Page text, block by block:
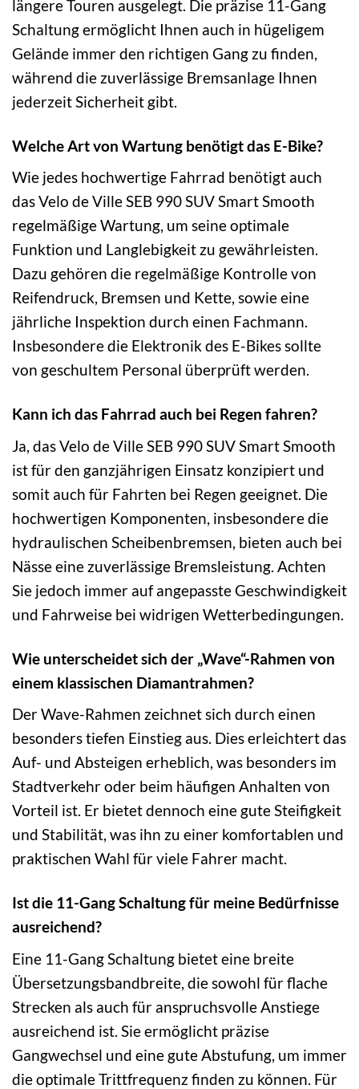
längere Touren ausgelegt. Die präzise 11-Gang
Schaltung ermöglicht Ihnen auch in hügeligem
Gelände immer den richtigen Gang zu finden,
während die zuverlässige Bremsanlage Ihnen
jederzeit Sicherheit gibt.
Welche Art von Wartung benötigt das E-Bike?
Wie jedes hochwertige Fahrrad benötigt auch
das Velo de Ville SEB 990 SUV Smart Smooth
regelmäßige Wartung, um seine optimale
Funktion und Langlebigkeit zu gewährleisten.
Dazu gehören die regelmäßige Kontrolle von
Reifendruck, Bremsen und Kette, sowie eine
jährliche Inspektion durch einen Fachmann.
Insbesondere die Elektronik des E-Bikes sollte
von geschultem Personal überprüft werden.
Kann ich das Fahrrad auch bei Regen fahren?
Ja, das Velo de Ville SEB 990 SUV Smart Smooth
ist für den ganzjährigen Einsatz konzipiert und
somit auch für Fahrten bei Regen geeignet. Die
hochwertigen Komponenten, insbesondere die
hydraulischen Scheibenbremsen, bieten auch bei
Nässe eine zuverlässige Bremsleistung. Achten
Sie jedoch immer auf angepasste Geschwindigkeit
und Fahrweise bei widrigen Wetterbedingungen.
Wie unterscheidet sich der „Wave“-Rahmen von
einem klassischen Diamantrahmen?
Der Wave-Rahmen zeichnet sich durch einen
besonders tiefen Einstieg aus. Dies erleichtert das
Auf- und Absteigen erheblich, was besonders im
Stadtverkehr oder beim häufigen Anhalten von
Vorteil ist. Er bietet dennoch eine gute Steifigkeit
und Stabilität, was ihn zu einer komfortablen und
praktischen Wahl für viele Fahrer macht.
Ist die 11-Gang Schaltung für meine Bedürfnisse
ausreichend?
Eine 11-Gang Schaltung bietet eine breite
Übersetzungsbandbreite, die sowohl für flache
Strecken als auch für anspruchsvolle Anstiege
ausreichend ist. Sie ermöglicht präzise
Gangwechsel und eine gute Abstufung, um immer
die optimale Trittfrequenz finden zu können. Für